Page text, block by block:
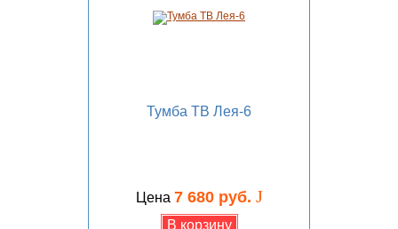
Тумба ТВ Лея-6
Цена 7 680 руб. J